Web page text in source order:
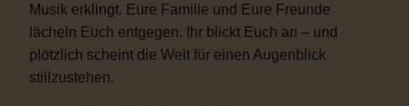
Musik erklingt. Eure Familie und Eure Freunde
lächeln Euch entgegen. Ihr blickt Euch an – und
plötzlich scheint die Welt für einen Augenblick
stillzustehen.